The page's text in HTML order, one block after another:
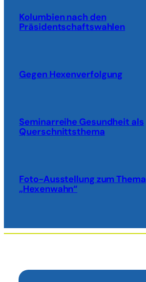
Kolumbien nach den
Präsidentschaftswahlen
Gegen Hexenverfolgung
Seminarreihe Gesundheit als
Querschnittsthema
Foto-Ausstellung zum Thema
„Hexenwahn“